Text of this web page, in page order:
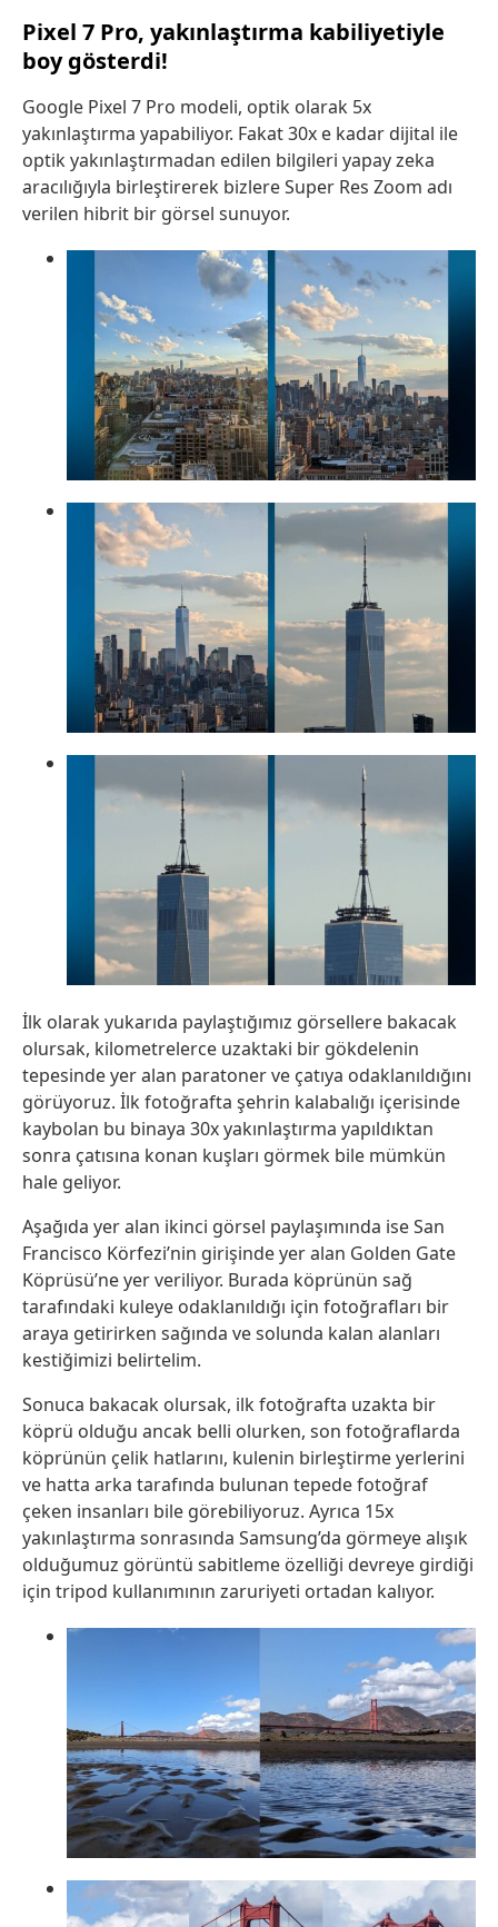
Pixel 7 Pro, yakınlaştırma kabiliyetiyle
boy gösterdi!
Google Pixel 7 Pro modeli, optik olarak 5x
yakınlaştırma yapabiliyor. Fakat 30x e kadar dijital ile
optik yakınlaştırmadan edilen bilgileri yapay zeka
aracılığıyla birleştirerek bizlere Super Res Zoom adı
verilen hibrit bir görsel sunuyor.
İlk olarak yukarıda paylaştığımız görsellere bakacak
olursak, kilometrelerce uzaktaki bir gökdelenin
tepesinde yer alan paratoner ve çatıya odaklanıldığını
görüyoruz. İlk fotoğrafta şehrin kalabalığı içerisinde
kaybolan bu binaya 30x yakınlaştırma yapıldıktan
sonra çatısına konan kuşları görmek bile mümkün
hale geliyor.
Aşağıda yer alan ikinci görsel paylaşımında ise San
Francisco Körfezi’nin girişinde yer alan Golden Gate
Köprüsü’ne yer veriliyor. Burada köprünün sağ
tarafındaki kuleye odaklanıldığı için fotoğrafları bir
araya getirirken sağında ve solunda kalan alanları
kestiğimizi belirtelim.
Sonuca bakacak olursak, ilk fotoğrafta uzakta bir
köprü olduğu ancak belli olurken, son fotoğraflarda
köprünün çelik hatlarını, kulenin birleştirme yerlerini
ve hatta arka tarafında bulunan tepede fotoğraf
çeken insanları bile görebiliyoruz. Ayrıca 15x
yakınlaştırma sonrasında Samsung’da görmeye alışık
olduğumuz görüntü sabitleme özelliği devreye girdiği
için tripod kullanımının zaruriyeti ortadan kalıyor.